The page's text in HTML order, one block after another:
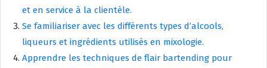
et en service à la clientèle.
Se familiariser avec les différents types d’alcools,
liqueurs et ingrédients utilisés en mixologie.
Apprendre les techniques de flair bartending pour